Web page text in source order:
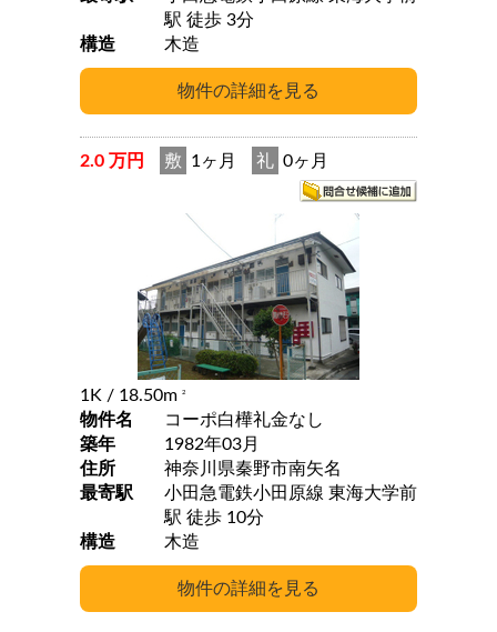
駅 徒歩 3分
構造
木造
2.0 万円 敷 1ヶ月 礼 0ヶ月
1K / 18.50m 2
物件名
コーポ白樺礼金なし
築年
1982年03月
住所
神奈川県秦野市南矢名
最寄駅
小田急電鉄小田原線 東海大学前
駅 徒歩 10分
構造
木造